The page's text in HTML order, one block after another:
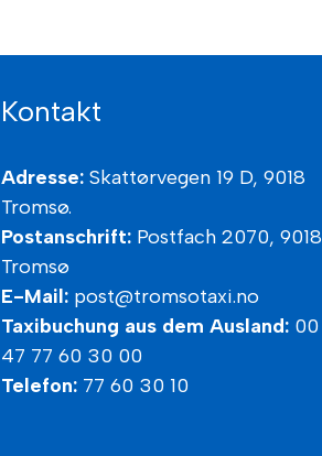
Kontakt
Adresse: Skattørvegen 19 D, 9018
Tromsø.
Postanschrift: Postfach 2070, 9018
Tromsø
E-Mail: post@tromsotaxi.no
Taxibuchung aus dem Ausland: 00
47 77 60 30 00
Telefon: 77 60 30 10